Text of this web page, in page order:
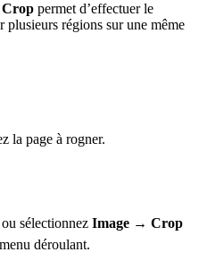
Crop permet d’effectuer le
plusieurs régions sur une même
la page à rogner.
ou sélectionnez Image → Crop
déroulant.